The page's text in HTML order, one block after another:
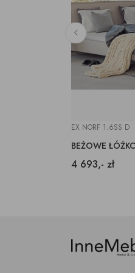
EX NORF 1.6SS D
BEŻOWE
4 693,- zł